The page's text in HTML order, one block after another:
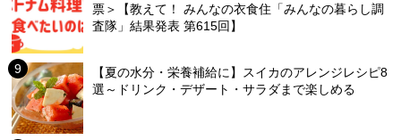
票＞【教えて！ みんなの衣食住「みんなの暮らし調
査隊」結果発表 第615回】
【夏の水分・栄養補給に】スイカのアレンジレシピ8
選～ドリンク・デザート・サラダまで楽しめる